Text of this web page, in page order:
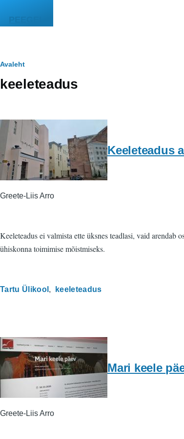
PEEGEL
Leivapuru
Avaleht
keeleteadus
Keeleteadus
Greete-Liis Arro
Keeleteadus ei valmista ette üksnes teadlasi, vaid
ühiskonna toimimise mõistmiseks.
Tartu Ülikool keeleteadus
Mari keele
Greete-Liis Arro